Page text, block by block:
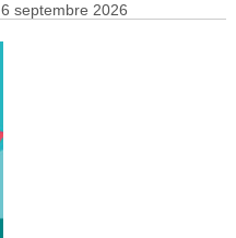
6 septembre 2026